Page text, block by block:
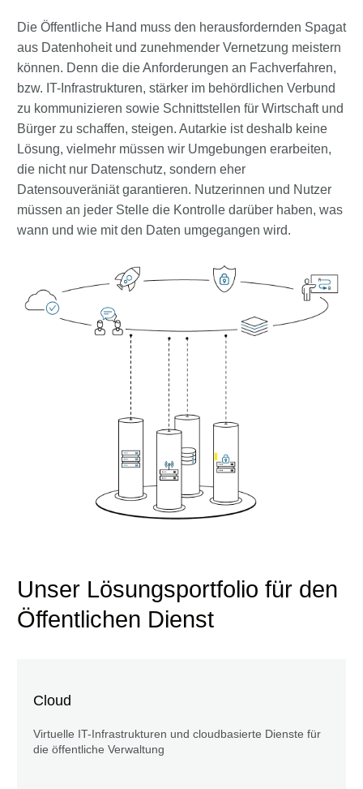
Die Öffentliche Hand muss den herausfordernden Spagat
aus Datenhoheit und zunehmender Vernetzung meistern
können. Denn die die Anforderungen an Fachverfahren,
bzw. IT-Infrastrukturen, stärker im behördlichen Verbund
zu kommunizieren sowie Schnittstellen für Wirtschaft und
Bürger zu schaffen, steigen. Autarkie ist deshalb keine
Lösung, vielmehr müssen wir Umgebungen erarbeiten,
die nicht nur Datenschutz, sondern eher
Datensouveräniät garantieren. Nutzerinnen und Nutzer
müssen an jeder Stelle die Kontrolle darüber haben, was
wann und wie mit den Daten umgegangen wird.
Unser Lösungsportfolio für den
Öffentlichen Dienst
Cloud
Virtuelle IT-Infrastrukturen und cloudbasierte Dienste für
die öffentliche Verwaltung